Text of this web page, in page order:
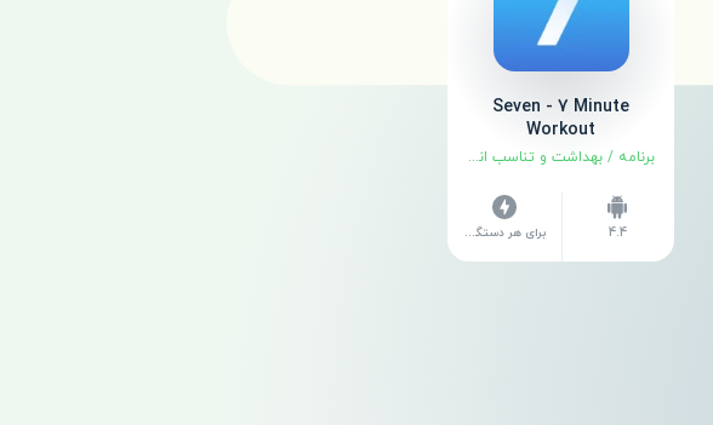
Seven - 7 Minute
Workout
برنامه / بهداشت و تناسب اندام
4.4 برای هر دستگاه متفاوت است